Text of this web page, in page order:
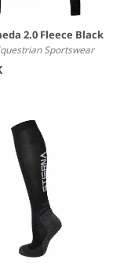
2.0 Fleece Black
Sportswear